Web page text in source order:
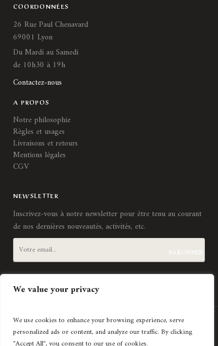
We value your privacy
We use cookies to enhance your browsing experience, serve
personalized ads or content, and analyze our traffic. By clicking
COORDONNÉES
26 Rue Paul Chenavard
69001 Lyon
Du Mardi au Samedi
de 10h30 à 19h
Contactez-nous
A PROPOS
Notre philosophie
Règles et usages
Livraisons et retours
Mentions légales
CGV
NEWSLETTER
Inscrivez-vous à notre newsletter pour être tenu au courant
de nos dernières nouveautés, activités, etc.
Création de site internetAgence Lyonnaise © Copyright 2021
Histoires d'art